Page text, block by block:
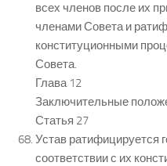
всех членов после их
членами Совета и
конституционными
Совета.
Глава 12
Заключительные
Статья 27
Устав ратифицируется
соответствии с их